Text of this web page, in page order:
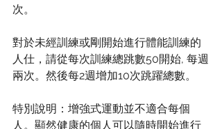
次。
對於未經訓練或剛開始進行體能訓練的
人仕，請從每次訓練總跳數50開始, 每週
兩次。然後每2週增加10次跳躍總數。
特別說明：增強式運動並不適合每個
人。顯然健康的個人可以隨時開始進行